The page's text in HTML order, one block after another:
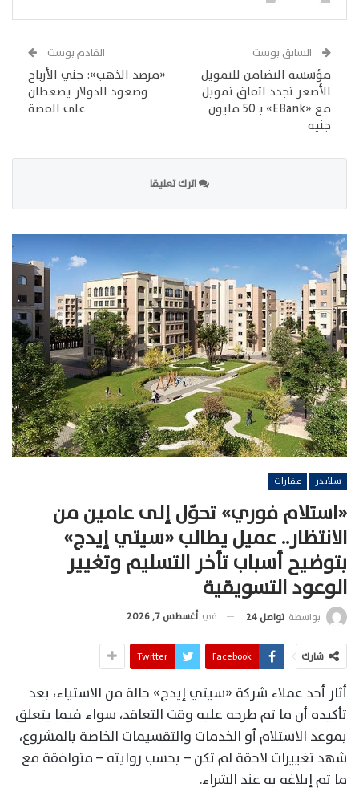
السابق بوست
مؤسسة التضامن للتمويل
الأصغر تجدد اتفاق تمويل
مع «EBank» بـ 50 مليون
جنيه
القادم بوست
«مرصد الذهب»: جني الأرباح
وصعود الدولار يضغطان
على الفضة
اترك تعليقا
سلايدر عقارات
«استلام فوري» تحوّل إلى عامين من
الانتظار.. عميل يطالب «سيتي إيدج»
بتوضيح أسباب تأخر التسليم وتغيير
الوعود التسويقية
بواسطة تواصل 24 في أغسطس 7, 2026
شارك Facebook
Twitter
أثار أحد عملاء شركة «سيتي إيدج» حالة من الاستياء، بعد
تأكيده أن ما تم طرحه عليه وقت التعاقد، سواء فيما يتعلق
بموعد الاستلام أو الخدمات والتقسيمات الخاصة بالمشروع،
شهد تغييرات لاحقة لم تكن – بحسب روايته – متوافقة مع
ما تم إبلاغه به عند الشراء.